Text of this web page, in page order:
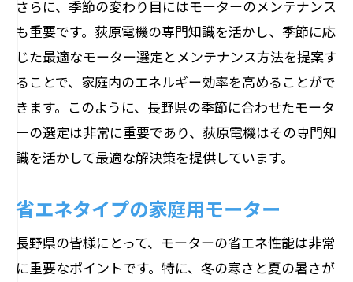
さらに、季節の変わり目にはモーターのメンテナンス
も重要です。荻原電機の専門知識を活かし、季節に応
じた最適なモーター選定とメンテナンス方法を提案す
ることで、家庭内のエネルギー効率を高めることがで
きます。このように、長野県の季節に合わせたモータ
ーの選定は非常に重要であり、荻原電機はその専門知
識を活かして最適な解決策を提供しています。
省エネタイプの家庭用モーター
長野県の皆様にとって、モーターの省エネ性能は非常
に重要なポイントです。特に、冬の寒さと夏の暑さが